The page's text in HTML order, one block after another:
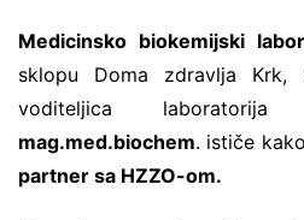
Medicinsko biokemijski
sklopu Doma zdravlja
voditeljica
mag.med.biochem. ističe
partner sa HZZO-om.